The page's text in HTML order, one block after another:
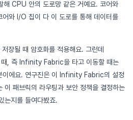
해 CPU 안의 도로망 같은 거예요. 코어와
어와 I/O 칩이 다 이 도로를 통해 데이터를
장될 때 암호화를 적용해요. 그런데
때, 즉 Infinity Fabric을 타고 이동할 때는
이에요. 연구진은 이 Infinity Fabric의 설정
이 패브릭의 라우팅과 보안 정책을 결정하는
는지를 들여다봤죠.